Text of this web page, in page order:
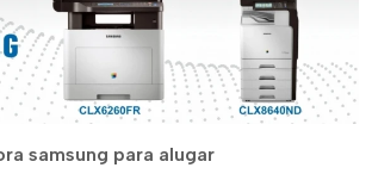
samsung para alugar